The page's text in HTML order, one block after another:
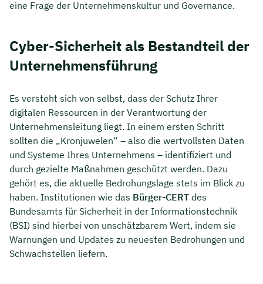
eine Frage der Unternehmenskultur und Governance.
Cyber-Sicherheit als Bestandteil der
Unternehmensführung
Es versteht sich von selbst, dass der Schutz Ihrer
digitalen Ressourcen in der Verantwortung der
Unternehmensleitung liegt. In einem ersten Schritt
sollten die „Kronjuwelen“ – also die wertvollsten Daten
und Systeme Ihres Unternehmens – identifiziert und
durch gezielte Maßnahmen geschützt werden. Dazu
gehört es, die aktuelle Bedrohungslage stets im Blick zu
haben. Institutionen wie das Bürger-CERT des
Bundesamts für Sicherheit in der Informationstechnik
(BSI) sind hierbei von unschätzbarem Wert, indem sie
Warnungen und Updates zu neuesten Bedrohungen und
Schwachstellen liefern.